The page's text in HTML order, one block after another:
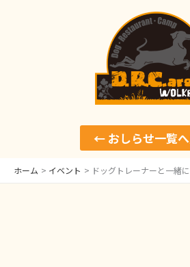
← おしらせ一覧
ホーム イベント ドッグトレーナーと一緒